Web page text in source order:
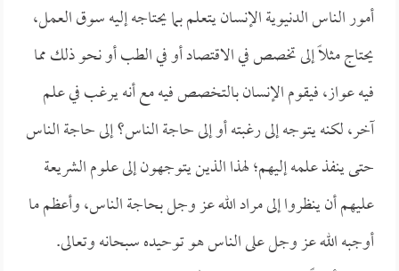
أمور الناس الدنيوية الإنسان يتعلم بما يحتاجه إليه سوق العمل،
يحتاج مثلاً إلى تخصص في الاقتصاد أو في الطب أو نحو ذلك مما
فيه عواز، فيقوم الإنسان بالتخصص فيه مع أنه يرغب في علم
آخر، لكنه يتوجه إلى رغبته أو إلى حاجة الناس؟ إلى حاجة الناس
حتى ينفذ علمه إليهم؛ لهذا الذين يتوجهون إلى علوم الشريعة
عليهم أن ينظروا إلى مراد الله عز وجل بحاجة الناس، وأعظم ما
أوجبه الله عز وجل على الناس هو توحيده سبحانه وتعالى.